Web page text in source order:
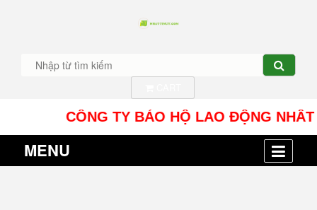
CÔNG TY BẢO HỘ LAO ĐỘNG
MENU